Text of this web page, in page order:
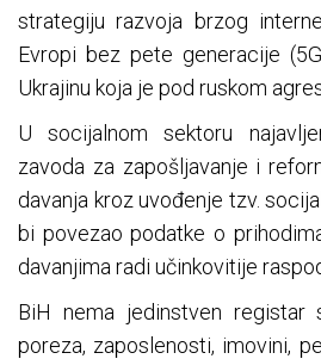
strategiju razvoja brzog
Evropi bez pete generacije
Ukrajinu koja je pod ruskom
U socijalnom sektoru
zavoda za zapošljavanje i
davanja kroz uvođenje tzv.
bi povezao podatke o
davanjima radi učinkovitije
BiH nema jedinstven registar
poreza, zaposlenosti, imovini,